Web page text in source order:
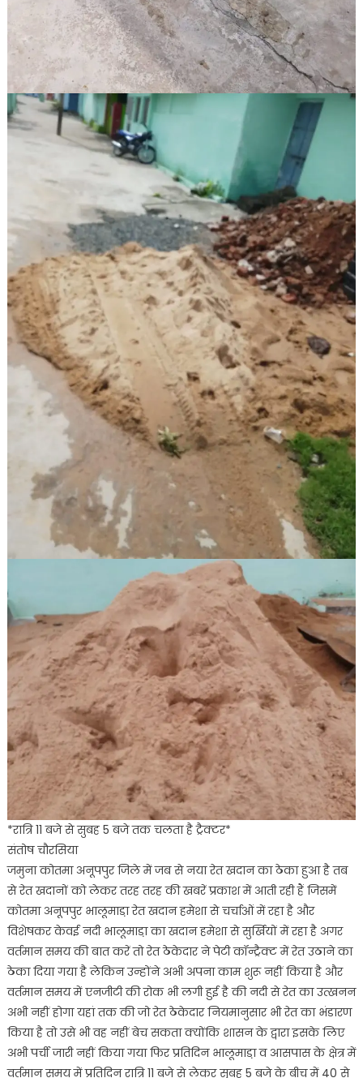
*रात्रि 11 बजे से सुबह 5 बजे तक चलता है ट्रैक्टर*
संतोष चौरसिया
जमुना कोतमा अनूपपुर जिले में जब से नया रेत खदान का ठेका हुआ है तब
से रेत खदानों को लेकर तरह तरह की खबरें प्रकाश में आती रही हैं जिसमें
कोतमा अनूपपुर भालूमाडा़ रेत खदान हमेशा से चर्चाओं में रहा है और
विशेषकर केवई नदी भालूमाडा़ का खदान हमेशा से सुर्खियों में रहा है अगर
वर्तमान समय की बात करें तो रेत ठेकेदार ने पेटी कॉन्ट्रैक्ट में रेत उठाने का
ठेका दिया गया है लेकिन उन्होंने अभी अपना काम शुरू नहीं किया है और
वर्तमान समय में एनजीटी की रोक भी लगी हुई है की नदी से रेत का उत्खनन
अभी नहीं होगा यहां तक की जो रेत ठेकेदार नियमानुसार भी रेत का भंडारण
किया है तो उसे भी वह नहीं बेच सकता क्योंकि शासन के द्वारा इसके लिए
अभी पर्ची जारी नहीं किया गया फिर प्रतिदिन भालूमाडा़ व आसपास के क्षेत्र में
वर्तमान समय में प्रतिदिन रात्रि 11 बजे से लेकर सुबह 5 बजे के बीच में 40 से